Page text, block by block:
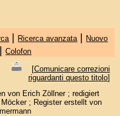
| Ricerca avanzata | Nuovo
|Colofon
[Comunicare correzioni
riguardanti questo titolo]
von Erich Zöllner ; redigiert
; Register erstellt von